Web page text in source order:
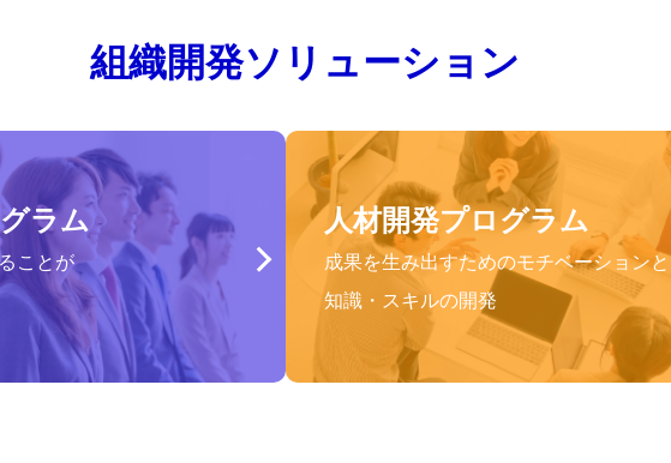
組織開発ソリューション
ラム
ことが
人材開発プログラム
成果を生み出すためのモチベーションと
知識・スキルの開発